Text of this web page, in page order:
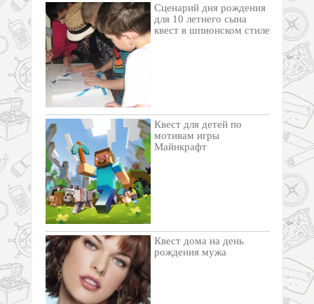
Сценарий дня рождения
для 10 летнего сына
квест в шпионском стиле
Квест для детей по
мотивам игры
Майнкрафт
Квест дома на день
рождения мужа